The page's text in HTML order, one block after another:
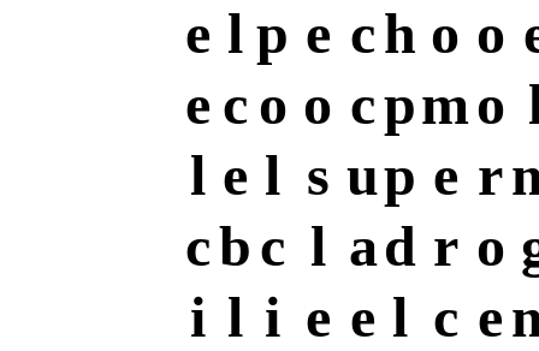
e l p e ch o o
e co o cpmo
l e l s up e r
cbc l ad r o
i l i e e l c e